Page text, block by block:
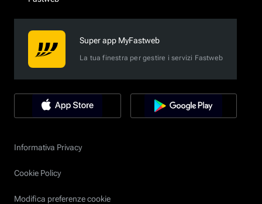
Super app MyFastweb
La tua finestra per gestire i servizi Fastweb
Informativa Privacy
Cookie Policy
Modifica preferenze cookie